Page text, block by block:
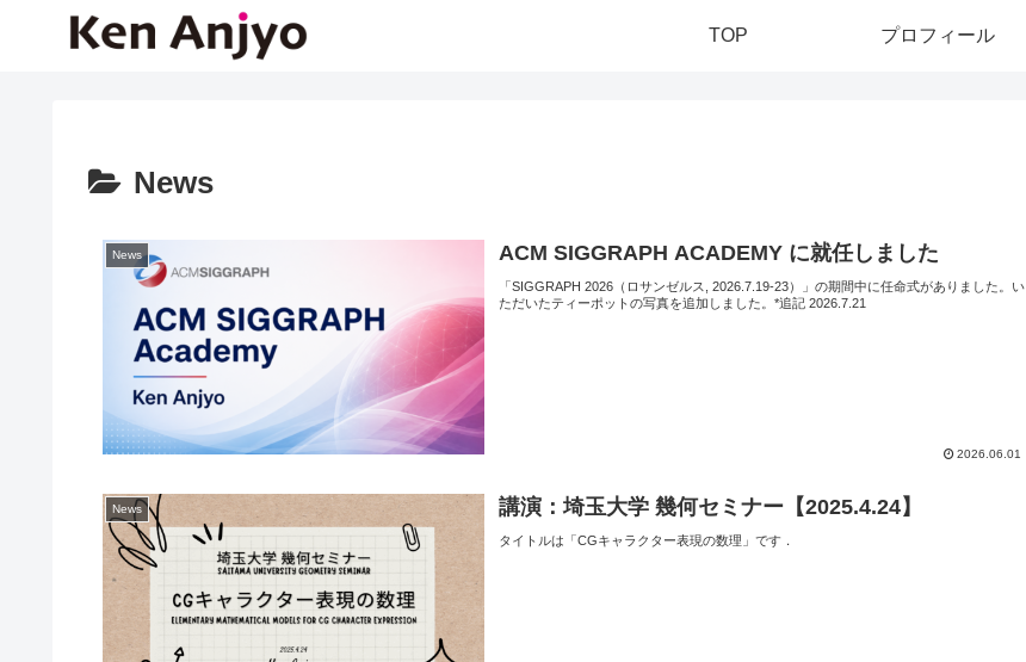
TOP プロフィール
News
News ACM SIGGRAPH ACADEMY に就任しました
「SIGGRAPH 2026（ロサンゼルス, 2026.7.19-23）」の期間中に任命式がありました。い
ただいたティーポットの写真を追加しました。*追記 2026.7.21
2026.06.01
News 講演：埼玉大学 幾何セミナー【2025.4.24】
タイトルは「CGキャラクター表現の数理」です．